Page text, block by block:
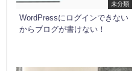
未分類
WordPressにログインできない
からブログが書けない！